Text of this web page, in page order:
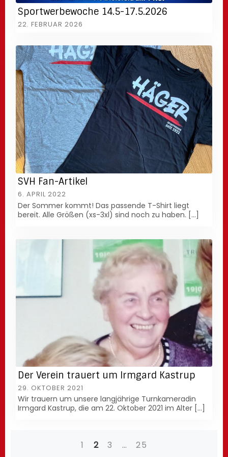
Sportwerbewoche 14.5-17.5.2026
22. FEBRUAR 2026
SVH Fan-Artikel
6. APRIL 2022
Der Sommer kommt! Das passende T-Shirt liegt
bereit. Alle Größen (xs-3xl) sind noch zu haben. […]
Der Verein trauert um Irmgard Kastrup
29. OKTOBER 2021
Wir trauern um unsere langjährige Turnkameradin
Irmgard Kastrup, die am 22. Oktober 2021 im Alter […]
1 2 3 …
25